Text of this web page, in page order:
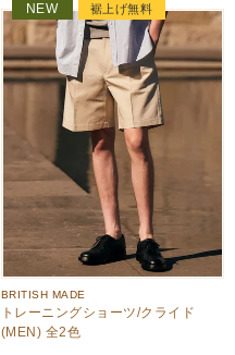
NEW 裾上げ無料
BRITISH MADE
トレーニングショーツ/クライド
(MEN) 全2色